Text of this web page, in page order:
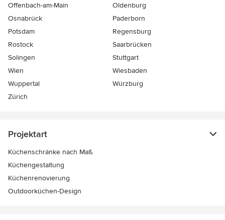
Offenbach-am-Main
Oldenburg
Osnabrück
Paderborn
Potsdam
Regensburg
Rostock
Saarbrücken
Solingen
Stuttgart
Wien
Wiesbaden
Wuppertal
Würzburg
Zürich
Projektart
Küchenschränke nach Maß
Küchengestaltung
Küchenrenovierung
Outdoorküchen-Design